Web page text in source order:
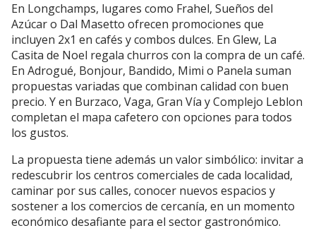
En Longchamps, lugares como Frahel, Sueños del
Azúcar o Dal Masetto ofrecen promociones que
incluyen 2x1 en cafés y combos dulces. En Glew, La
Casita de Noel regala churros con la compra de un café.
En Adrogué, Bonjour, Bandido, Mimi o Panela suman
propuestas variadas que combinan calidad con buen
precio. Y en Burzaco, Vaga, Gran Vía y Complejo Leblon
completan el mapa cafetero con opciones para todos
los gustos.
La propuesta tiene además un valor simbólico: invitar a
redescubrir los centros comerciales de cada localidad,
caminar por sus calles, conocer nuevos espacios y
sostener a los comercios de cercanía, en un momento
económico desafiante para el sector gastronómico.